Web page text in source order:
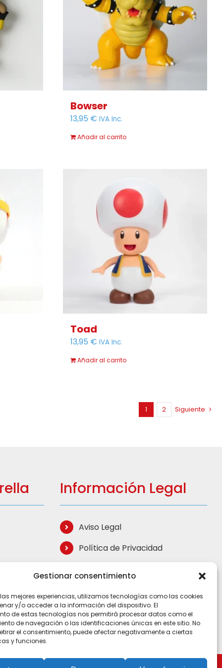
Gestionar consentimiento
mejores experiencias, utilizamos tecnologías como las cookies
y/o acceder a la información del dispositivo. El
de estas tecnologías nos permitirá procesar datos como el
de navegación o las identificaciones únicas en este sitio. No
el consentimiento, puede afectar negativamente a ciertas
y funciones.
de
productoBowser
13,95 € IVA Inc.
Añadir al carrito
Toad
13,95 € IVA Inc.
Añadir al carrito
1 2 Siguiente
Información Legal
Aviso Legal
Política de Privacidad
Mapa del Sitio